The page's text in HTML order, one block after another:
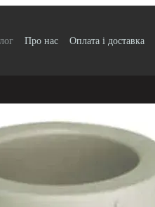
Про нас Оплата і доставка